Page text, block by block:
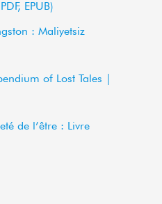
EPUB)
: Maliyetsiz
of Lost Tales |
de l’être : Livre